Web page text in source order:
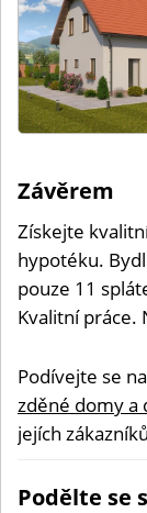
Závěrem
Získejte
hypotéku.
pouze 11
Kvalitní práce.
Podívejte se na
zděné domy a
jejích
Podělte se